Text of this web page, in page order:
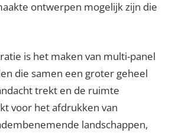
ontwerpen mogelijk zijn die
is het maken van multi-panel
die samen een groter geheel
trekt en de ruimte
voor het afdrukken van
landschappen,